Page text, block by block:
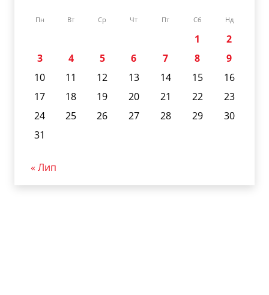
Пн Вт Ср Чт Пт Сб Нд
1
2
3
4 5 6 7 8
9
10
11 12 13 14 15
16
17
18 19 20 21 22
23
24
25 26 27 28 29
30
31
« Лип